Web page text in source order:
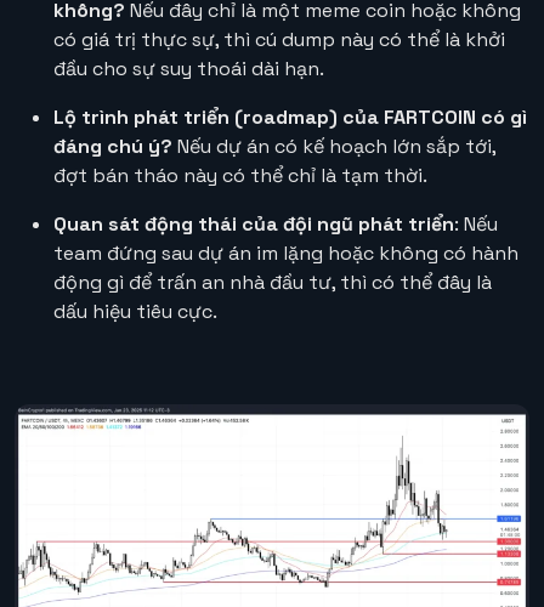
không? Nếu đây chỉ là một meme coin hoặc không
có giá trị thực sự, thì cú dump này có thể là khởi
đầu cho sự suy thoái dài hạn.
Lộ trình phát triển (roadmap) của FARTCOIN có gì
đáng chú ý? Nếu dự án có kế hoạch lớn sắp tới,
đợt bán tháo này có thể chỉ là tạm thời.
Quan sát động thái của đội ngũ phát triển: Nếu
team đứng sau dự án im lặng hoặc không có hành
động gì để trấn an nhà đầu tư, thì có thể đây là
dấu hiệu tiêu cực.